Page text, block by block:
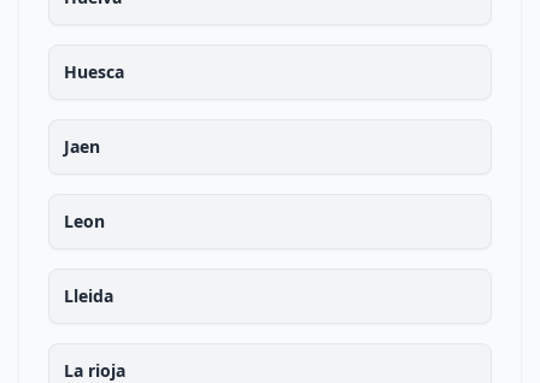
Huesca
Jaen
Leon
Lleida
La rioja